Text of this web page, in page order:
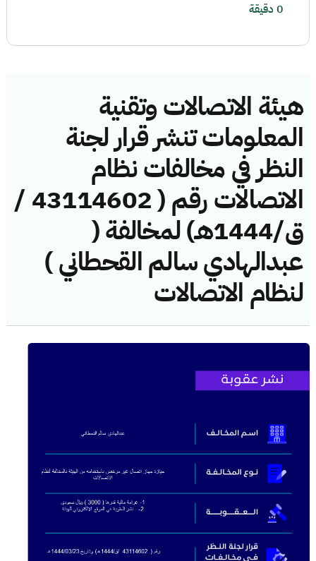
هيئة الاتصالات وتقنية
المعلومات تنشر قرار لجنة
النظر في مخالفات نظام
الاتصالات رقم ( 43114602 /
ق/1444هـ) لمخالفة (
عبدالهادي سالم القحطاني )
لنظام الاتصالات
0 دقيقة